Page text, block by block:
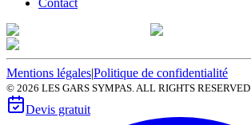
Contact
Mentions légales|Politique de confidentialité
© 2026 LES GARS SYMPAS. ALL RIGHTS RESERVED
Devis gratuit